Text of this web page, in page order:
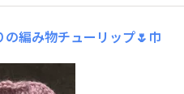
の編み物チューリップ🌷巾